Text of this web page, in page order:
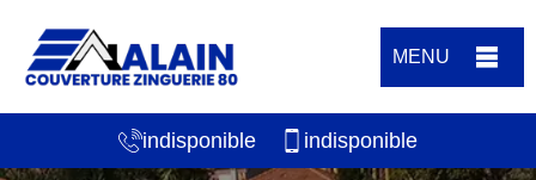
MENU
indisponible indisponible